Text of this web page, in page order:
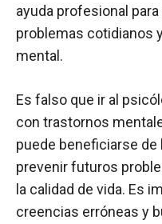
ayuda profesional
problemas cotidianos
mental.
Es falso que ir al
con trastornos
puede beneficiarse de
prevenir futuros
la calidad de vida. Es
creencias erróneas y